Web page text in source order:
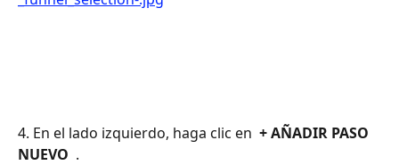
4. En el lado izquierdo, haga clic en + AÑADIR PASO
NUEVO .